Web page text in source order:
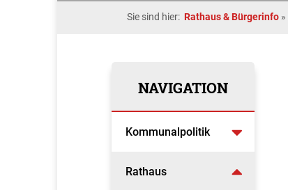
Sie sind hier: Rathaus & Bürgerinfo »
NAVIGATION
Kommunalpolitik
Rathaus